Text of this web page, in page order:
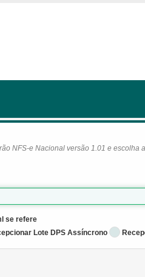
NFS-e Nacional versão 1.01 e escolha
se refere
Lote DPS Assíncrono